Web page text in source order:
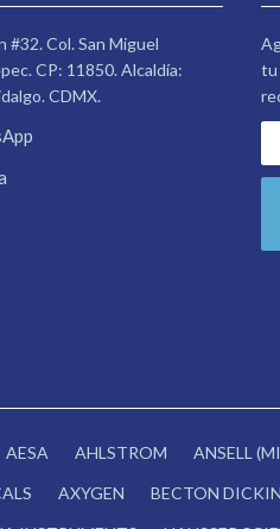
#32. Col. San Miguel
CP: 11850. Alcaldía:
CDMX.
tu
AESA AHLSTROM
ANSELL
AXYGEN BECTON